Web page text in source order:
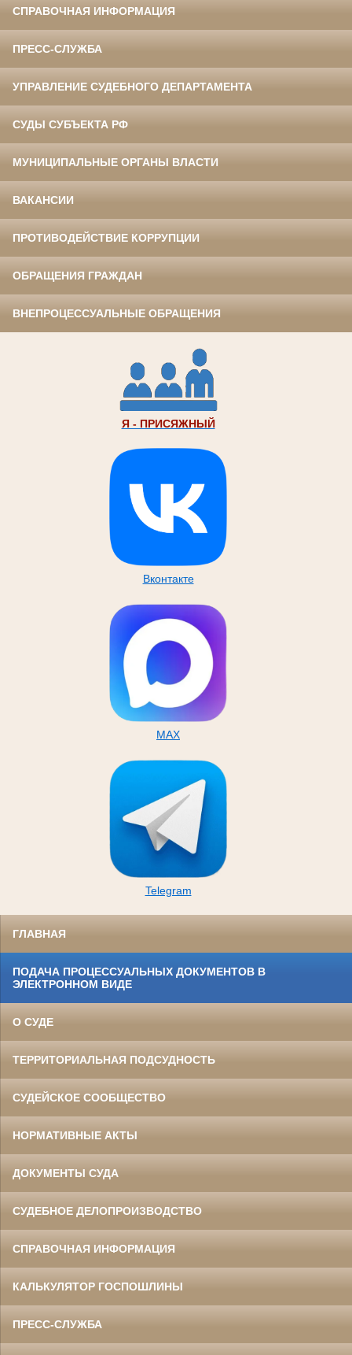
СПРАВОЧНАЯ ИНФОРМАЦИЯ
ПРЕСС-СЛУЖБА
УПРАВЛЕНИЕ СУДЕБНОГО ДЕПАРТАМЕНТА
СУДЫ СУБЪЕКТА РФ
МУНИЦИПАЛЬНЫЕ ОРГАНЫ ВЛАСТИ
ВАКАНСИИ
ПРОТИВОДЕЙСТВИЕ КОРРУПЦИИ
ОБРАЩЕНИЯ ГРАЖДАН
ВНЕПРОЦЕССУАЛЬНЫЕ ОБРАЩЕНИЯ
Я - ПРИСЯЖНЫЙ
Вконтакте
MAX
Telegram
ГЛАВНАЯ
ПОДАЧА ПРОЦЕССУАЛЬНЫХ ДОКУМЕНТОВ В
ЭЛЕКТРОННОМ ВИДЕ
О СУДЕ
ТЕРРИТОРИАЛЬНАЯ ПОДСУДНОСТЬ
СУДЕЙСКОЕ СООБЩЕСТВО
НОРМАТИВНЫЕ АКТЫ
ДОКУМЕНТЫ СУДА
СУДЕБНОЕ ДЕЛОПРОИЗВОДСТВО
СПРАВОЧНАЯ ИНФОРМАЦИЯ
КАЛЬКУЛЯТОР ГОСПОШЛИНЫ
ПРЕСС-СЛУЖБА